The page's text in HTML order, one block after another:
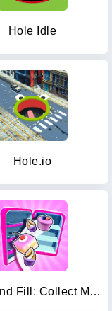
Hole Idle
Hole.io
Hole and Fill: Collect Master!